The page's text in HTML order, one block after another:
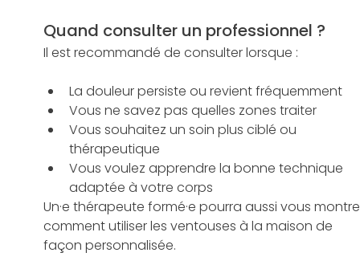
Quand consulter un professionnel ?
Il est recommandé de consulter lorsque :
La douleur persiste ou revient fréquemment
Vous ne savez pas quelles zones traiter
Vous souhaitez un soin plus ciblé ou
thérapeutique
Vous voulez apprendre la bonne technique
adaptée à votre corps
Un·e thérapeute formé·e pourra aussi vous
comment utiliser les ventouses à la maison de
façon personnalisée.